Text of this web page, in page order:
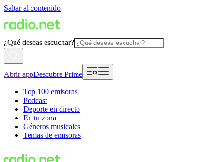
Saltar al contenido
¿Qué deseas escuchar?
Abrir appDescubre Prime
Top 100 emisoras
Podcast
Deporte en directo
En tu zona
Géneros musicales
Temas de emisoras